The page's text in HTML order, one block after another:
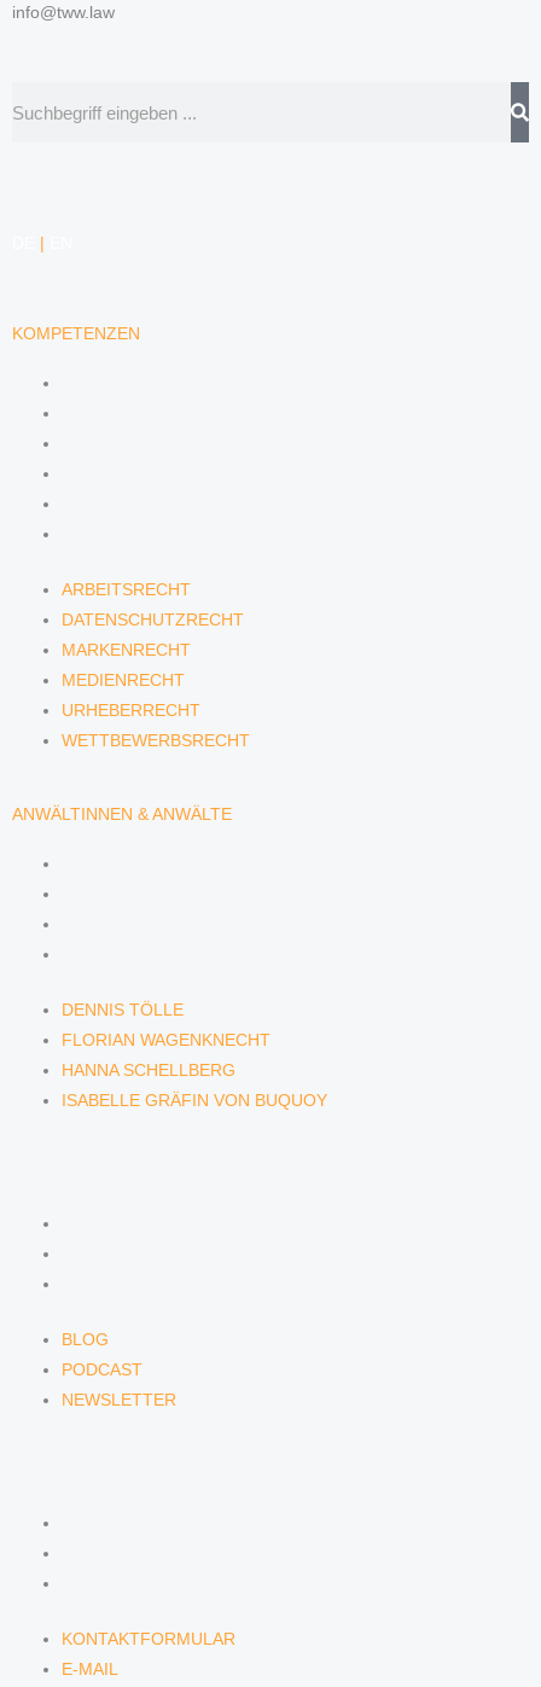
info@tww.law
KOMPETENZEN
ARBEITSRECHT
DATENSCHUTZRECHT
MARKENRECHT
MEDIENRECHT
URHEBERRECHT
WETTBEWERBSRECHT
ANWÄLTINNEN & ANWÄLTE
DENNIS TÖLLE
FLORIAN WAGENKNECHT
HANNA SCHELLBERG
ISABELLE GRÄFIN VON BUQUOY
BLOG
PODCAST
NEWSLETTER
KONTAKTFORMULAR
E-MAIL